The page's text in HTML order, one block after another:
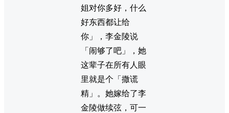
姐对你多好，什么
好东西都让给
你」，李金陵说
「闹够了吧」，她
这辈子在所有人眼
里就是个「撒谎
精」。她嫁给了李
金陵做续弦，可一